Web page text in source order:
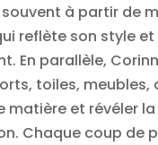
à partir de
reflète son style
En parallèle,
toiles, meubles,
matière et révéler
Chaque coup de